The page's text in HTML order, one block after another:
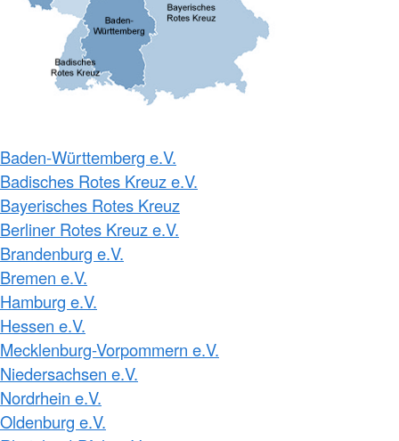
Baden-Württemberg e.V.
Badisches Rotes Kreuz e.V.
Bayerisches Rotes Kreuz
Berliner Rotes Kreuz e.V.
Brandenburg e.V.
Bremen e.V.
Hamburg e.V.
Hessen e.V.
Mecklenburg-Vorpommern e.V.
Niedersachsen e.V.
Nordrhein e.V.
Oldenburg e.V.